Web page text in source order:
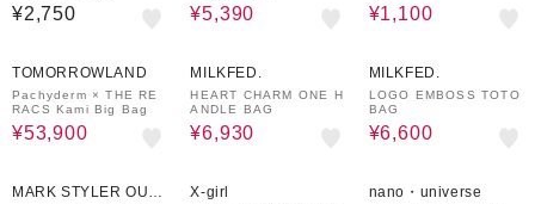
¥2,750 ¥5,390 ¥1,100
TOMORROWLAND
Pachyderm × THE RE
RACS Kami Big Bag
¥53,900
MILKFED.
HEART CHARM ONE H
ANDLE BAG
¥6,930
MILKFED.
LOGO EMBOSS TOTO
BAG
¥6,600
MARK STYLER OUT
X-girl nano・universe